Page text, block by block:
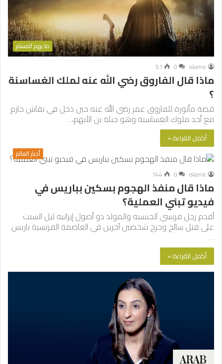
ما يهم المسلم
islamic
0
51
ماذا قال الفاروق رضي الله عنه لملك الغساسنة
؟
قصة مأثورة للفاروق عمر رضي الله عنه حين دخل في نقاش حازم
مع أحد ملوك الغساسنة وهو جبلة بن الأيهم،…
أكمل القراءة »
أخبار العالم
islamic
0
144
ماذا قال منفذ الهجوم بسكين بباريس في
فيديو تبني العملية؟
أقدم رجل فرنسي الجنسية والمولد ذو أصول إيرانية ليل السبت
على قتل سائح وجرح شخصين آخرين في العاصمة الفرنسية باريس.
…
أكمل القراءة »